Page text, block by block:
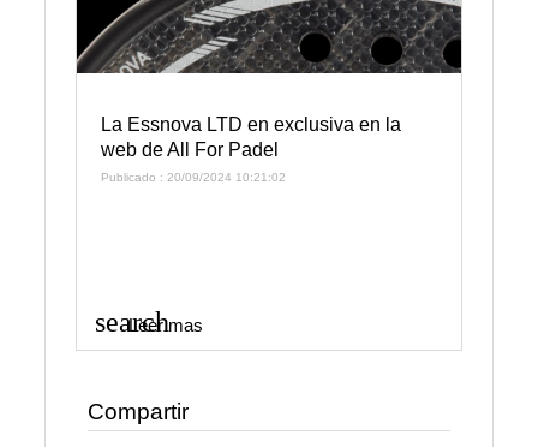
La Essnova LTD en exclusiva en la
web de All For Padel
Publicado : 20/09/2024 10:21:02
search
Leer mas
Compartir